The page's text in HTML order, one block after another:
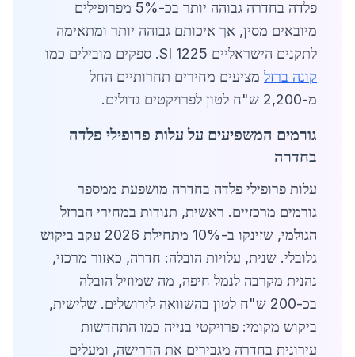
פלדה בחדרה גבוהה יותר בכ-5% מפרופילים
מיובאים מסין, אך איכותם גבוהה יותר ומתאימה
לתקנים הישראליים SI 1225. ספקים מובילים כמו
קונה ברזל מציעים מחירים תחרותיים החל
מ-2,200 ש"ח לטון לפרויקטים גדולים.
גורמים המשפיעים על עלות פרופילי פלדה
בחדרה
עלות פרופילי פלדה בחדרה מושפעת ממספר
גורמים מרכזיים. ראשית, תנודות במחירי הברזל
הגולמי, שזינקו ב-10% מתחילת 2026 עקב ביקוש
גלובלי. שנית, עלויות הובלה: חדרה, כאזור מרכזי,
נהנית מקרבה לנמל חיפה, מה שמוזיל הובלה
בכ-200 ש"ח לטון בהשוואה לירושלים. שלישית,
ביקוש מקומי: פרויקטי בנייה כמו התחדשות
עירונית בחדרה מגבירים את הדרישה, ומעלים